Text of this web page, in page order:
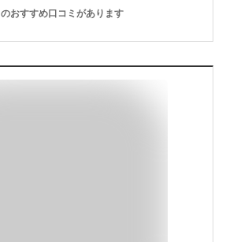
のおすすめ口コミがあります